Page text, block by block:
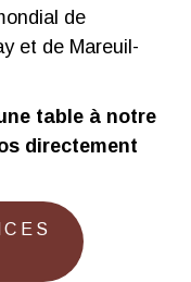
de
et de Mareuil-
table à notre
directement